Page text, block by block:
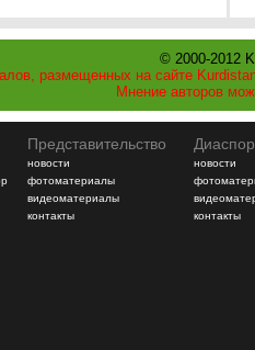
© 2000-2012
размещенных на сайте
Мнение авторов
Представительство
новости
фотоматериалы
видеоматериалы
контакты
новости
контакты